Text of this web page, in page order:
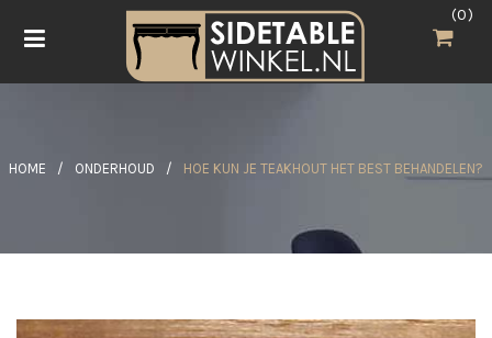
0
HOME / ONDERHOUD / HOE KUN JE TEAKHOUT HET BEST BEHANDELEN?